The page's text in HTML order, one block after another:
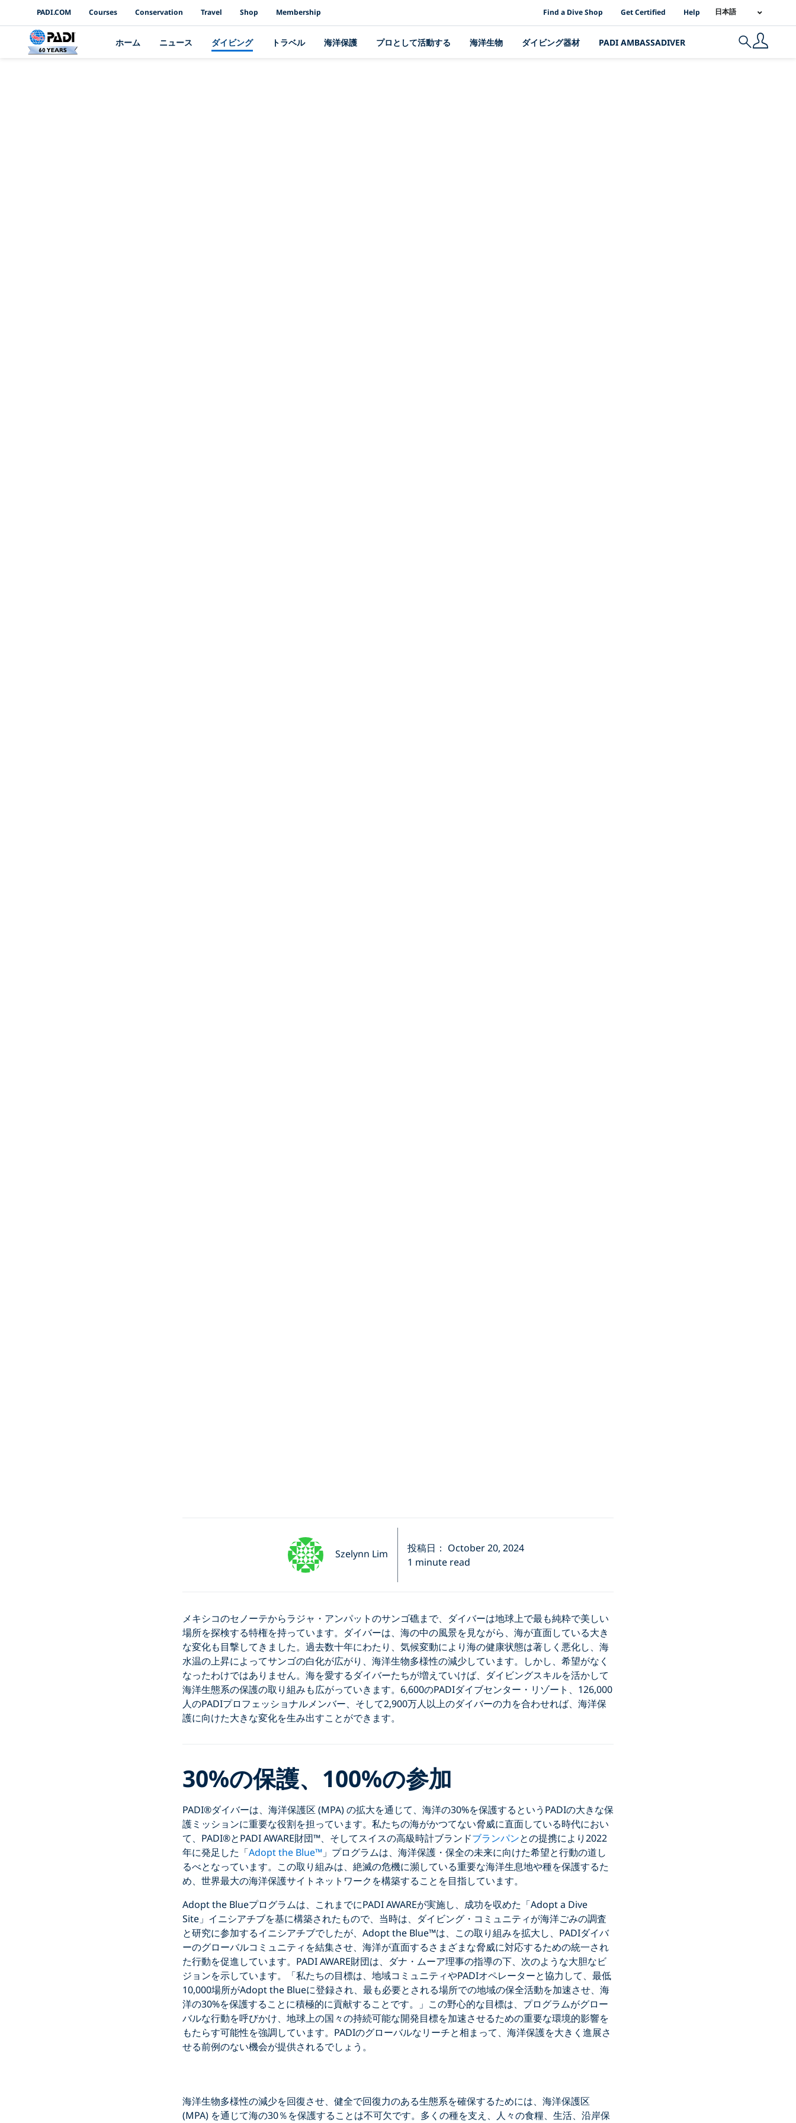
PADI Channels
PADI.COM Courses Conservation Travel Shop Membership PADI Location Links
Find a Dive Shop Get Certified Help 日本語
ホーム ニュース ダイビング トラベル 海洋保護 プロとして活動する 海洋生物 ダイビング器材 PADI AMBASSADIVER Search
Szelynn Lim
投稿日： October 20, 2024
1 minute read
メキシコのセノーテからラジャ・アンパットのサンゴ礁まで、ダイバーは地球上で最も純粋で美しい
場所を探検する特権を持っています。ダイバーは、海の中の風景を見ながら、海が直面している大き
な変化も目撃してきました。過去数十年にわたり、気候変動により海の健康状態は著しく悪化し、海
水温の上昇によってサンゴの白化が広がり、海洋生物多様性の減少しています。しかし、希望がなく
なったわけではありません。海を愛するダイバーたちが増えていけば、ダイビングスキルを活かして
海洋生態系の保護の取り組みも広がっていきます。6,600のPADIダイブセンター・リゾート、126,000
人のPADIプロフェッショナルメンバー、そして2,900万人以上のダイバーの力を合わせれば、海洋保
護に向けた大きな変化を生み出すことができます。
30%の保護、100%の参加
PADI®ダイバーは、海洋保護区 (MPA) の拡大を通じて、海洋の30%を保護するというPADIの大きな保
護ミッションに重要な役割を担っています。私たちの海がかつてない脅威に直面している時代におい
て、PADI®とPADI AWARE財団™、そしてスイスの高級時計ブランドブランパンとの提携により2022
年に発足した「Adopt the Blue™ 」プログラムは、海洋保護・保全の未来に向けた希望と行動の道し
るべとなっています。この取り組みは、絶滅の危機に瀕している重要な海洋生息地や種を保護するた
め、世界最大の海洋保護サイトネットワークを構築することを目指しています。
Adopt the Blueプログラムは、これまでにPADI AWAREが実施し、成功を収めた「Adopt a Dive
Site」イニシアチブを基に構築されたもので、当時は、ダイビング・コミュニティが海洋ごみの調査
と研究に参加するイニシアチブでしたが、Adopt the Blue™は、この取り組みを拡大し、PADIダイバ
ーのグローバルコミュニティを結集させ、海洋が直面するさまざまな脅威に対応するための統一され
た行動を促進しています。PADI AWARE財団は、ダナ・ムーア理事の指導の下、次のような大胆なビ
ジョンを示しています。「私たちの目標は、地域コミュニティやPADIオペレーターと協力して、最低
10,000場所がAdopt the Blueに登録され、最も必要とされる場所での地域の保全活動を加速させ、海
洋の30%を保護することに積極的に貢献することです。」この野心的な目標は、プログラムがグロー
バルな行動を呼びかけ、地球上の国々の持続可能な開発目標を加速させるための重要な環境的影響を
もたらす可能性を強調しています。PADIのグローバルなリーチと相まって、海洋保護を大きく進展さ
せる前例のない機会が提供されるでしょう。
海洋生物多様性の減少を回復させ、健全で回復力のある生態系を確保するためには、海洋保護区
(MPA) を通じて海の30％を保護することは不可欠です。多くの種を支え、人々の食糧、生活、沿岸保